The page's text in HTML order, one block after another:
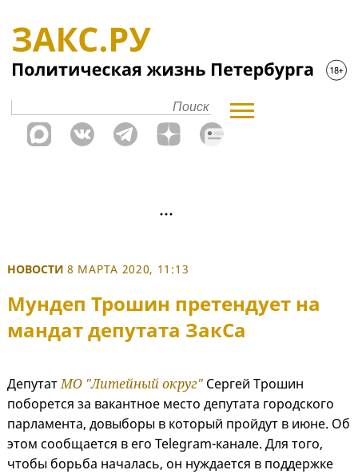
НОВОСТИ 8 МАРТА 2020, 11:13
Мундеп Трошин претендует на
мандат депутата ЗакСа
ДепутатМО "Литейный округ" Сергей Трошин
поборется за вакантное место депутата городского
парламента, довыборы в который пройдут в июне. Об
этом сообщается в его Telegram-канале. Для того,
чтобы борьба началась, он нуждается в поддержке